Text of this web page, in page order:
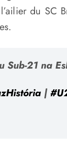
du
Sub-21 na
|